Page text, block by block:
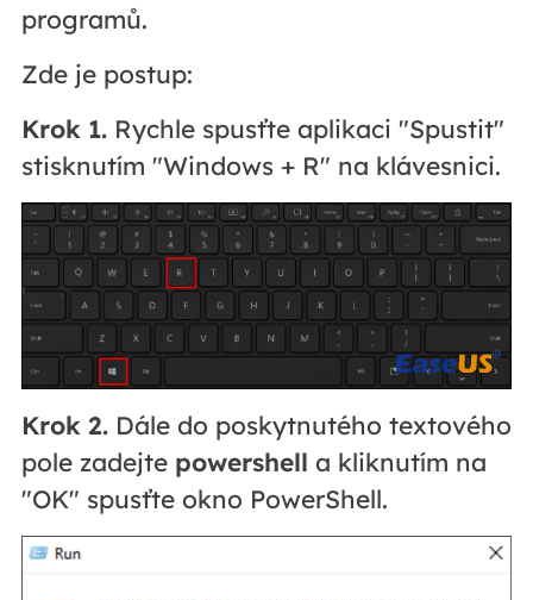
programů.
Zde je postup:
Krok 1.Rychle spusťte aplikaci "Spustit"
stisknutím "Windows + R" na klávesnici.
Krok 2.Dále do poskytnutého textového
pole zadejte powershell a kliknutím na
"OK" spusťte okno PowerShell.